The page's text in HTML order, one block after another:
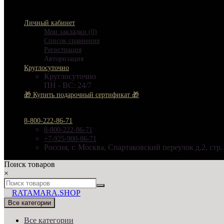
Личный кабинет
Мои закладки (0)
Список сравнения
Регистрация
Авторизация
Круглосуточно
Круглосуточно
ПН - ВС: 24/7
🎁 Купить подарочный сертификат 🎁
8-800-222-86-71
8-800-222-86-71
+7-925-900-86-71
Россия, г. Москва, Спартаковский переулок д.2,
Поиск товаров
×
Все категории
Все категории